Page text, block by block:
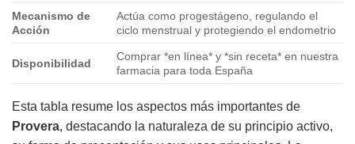
Mecanismo de
Acción
Actúa como progestágeno, regulando el
ciclo menstrual y protegiendo el endometrio
Disponibilidad
Comprar *en línea* y *sin receta* en nuestra
farmacia para toda España
Esta tabla resume los aspectos más importantes de
Provera, destacando la naturaleza de su principio activo,